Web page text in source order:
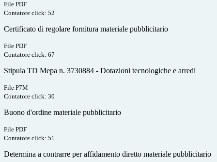
File PDF
Contatore click: 52
Certificato di regolare fornitura materiale pubblicitario
File PDF
Contatore click: 67
Stipula TD Mepa n. 3730884 - Dotazioni tecnologiche e arredi
File P7M
Contatore click: 30
Buono d'ordine materiale pubblicitario
File PDF
Contatore click: 51
Determina a contrarre per affidamento diretto materiale pubblicitario